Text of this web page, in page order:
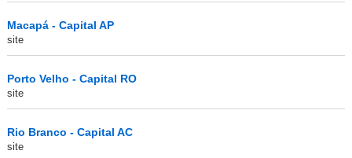
Macapá - Capital AP
site
Porto Velho - Capital RO
site
Rio Branco - Capital AC
site